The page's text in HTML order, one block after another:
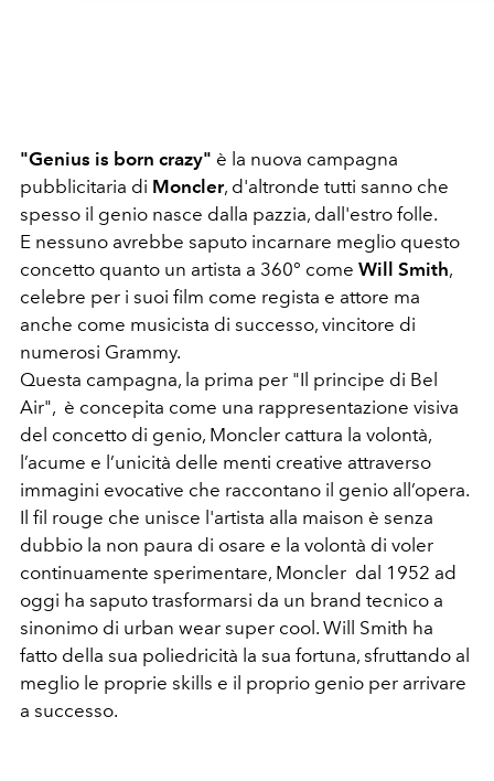
"Genius is born crazy" è la nuova campagna
pubblicitaria di Moncler, d'altronde tutti sanno che
spesso il genio nasce dalla pazzia, dall'estro folle.
E nessuno avrebbe saputo incarnare meglio questo
concetto quanto un artista a 360° come Will Smith,
celebre per i suoi film come regista e attore ma
anche come musicista di successo, vincitore di
numerosi Grammy.
Questa campagna, la prima per "Il principe di Bel
Air", è concepita come una rappresentazione visiva
del concetto di genio, Moncler cattura la volontà,
l’acume e l’unicità delle menti creative attraverso
immagini evocative che raccontano il genio all’opera.
Il fil rouge che unisce l'artista alla maison è senza
dubbio la non paura di osare e la volontà di voler
continuamente sperimentare, Moncler dal 1952 ad
oggi ha saputo trasformarsi da un brand tecnico a
sinonimo di urban wear super cool. Will Smith ha
fatto della sua poliedricità la sua fortuna, sfruttando al
meglio le proprie skills e il proprio genio per arrivare
a successo.